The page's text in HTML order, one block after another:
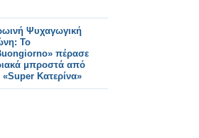
Ψυχαγωγική
Το
πέρασε
μπροστά από
«Super Κατερίνα»